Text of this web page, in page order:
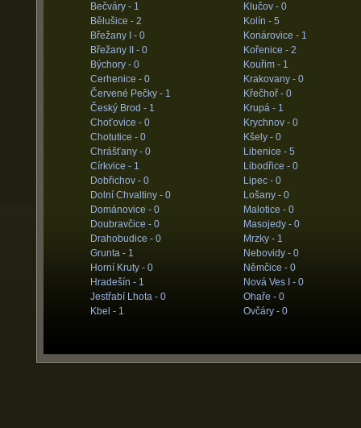
Bečváry - 1
Bělušice - 2
Břežany I - 0
Břežany II - 0
Býchory - 0
Cerhenice - 0
Červené Pečky - 1
Český Brod - 1
Choťovice - 0
Chotutice - 0
Chrášťany - 0
Církvice - 1
Dobřichov - 0
Dolní Chvaltiny - 0
Dománovice - 0
Doubravčice - 0
Drahobudice - 0
Grunta - 1
Horní Kruty - 0
Hradešín - 1
Jestřabí Lhota - 0
Kbel - 1
Klučov - 0
Kolín - 5
Konárovice - 1
Kořenice - 2
Kouřim - 1
Krakovany - 0
Křečhoř - 0
Krupá - 1
Krychnov - 0
Kšely - 0
Libenice - 5
Libodřice - 0
Lipec - 0
Lošany - 0
Malotice - 0
Masojedy - 0
Mrzky - 1
Nebovidy - 0
Němčice - 0
Nová Ves I - 0
Ohaře - 0
Ovčáry - 0